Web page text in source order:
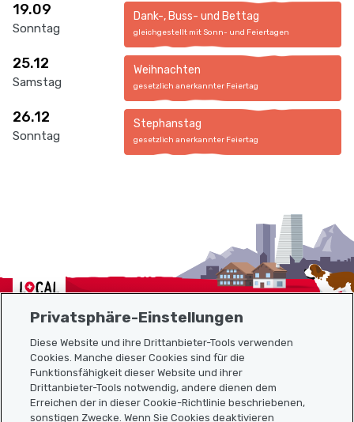
19.09
Sonntag
Dank-, Buss- und Bettag
gleichgestellt mit Sonn- und Feiertagen
25.12
Samstag
Weihnachten
gesetzlich anerkannter Feiertag
26.12
Sonntag
Stephanstag
gesetzlich anerkannter Feiertag
Localcities
Sitemap
Nützliche Links
Privatsphäre-Einstellungen
Diese Website und ihre Drittanbieter-Tools verwenden
Cookies. Manche dieser Cookies sind für die
Funktionsfähigkeit dieser Website und ihrer
Drittanbieter-Tools notwendig, andere dienen dem
Erreichen der in dieser Cookie-Richtlinie beschriebenen,
sonstigen Zwecke. Wenn Sie Cookies deaktivieren